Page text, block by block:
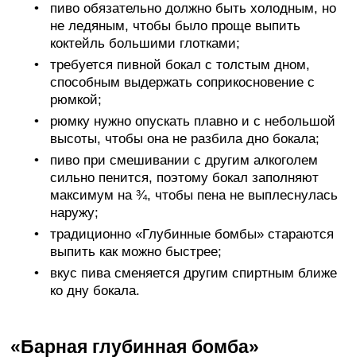
пиво обязательно должно быть холодным, но
не ледяным, чтобы было проще выпить
коктейль большими глотками;
требуется пивной бокал с толстым дном,
способным выдержать соприкосновение с
рюмкой;
рюмку нужно опускать плавно и с небольшой
высоты, чтобы она не разбила дно бокала;
пиво при смешивании с другим алкоголем
сильно пенится, поэтому бокал заполняют
максимум на ¾, чтобы пена не выплеснулась
наружу;
традиционно «Глубинные бомбы» стараются
выпить как можно быстрее;
вкус пива сменяется другим спиртным ближе
ко дну бокала.
«Барная глубинная бомба»